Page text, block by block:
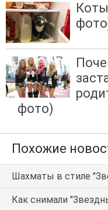
фото)
Похожие
Шахматы в стиле
Как снимали